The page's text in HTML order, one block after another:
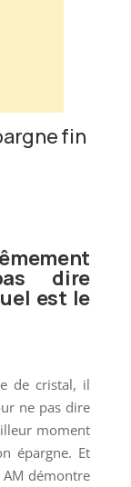
fin
dire
est le
de cristal, il
ne pas dire
moment
épargne. Et
AM démontre